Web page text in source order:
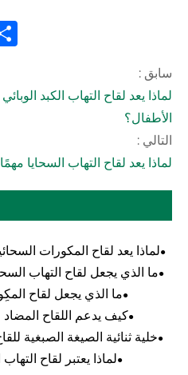
سابق :
لماذا يعد لقاح التهاب الكبد
الأطفال؟
التالي :
لماذا يعد لقاح التهاب السحايا
ضروريًا للحملات
ما الذي يجعل لقاح التهاب
ما الذي يجعل لقاح
ACYW135 فعالاً ضد مجموعات مصلية متعددة؟
كيف يدعم اللقاح المضاد
خلية ثنائية الصيغة الصبغية
ما الذي يجعلها خيارًا